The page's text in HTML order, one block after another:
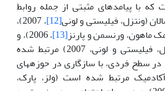
با پیامدهای مثبتی از جمله روابط
(ونتزل، فیلیستی و لونی[12]
، 2007)،
ماهون، ورنسمن و پارنز[13]
، 2006)، و
عملکرد تحصیلی (ونتزل، فیلیستی و لونی، 2007) مرتبط شده
سطح فردی، با سازگاری در حوزه­های
مرتبط شده است (ولز، پارک،